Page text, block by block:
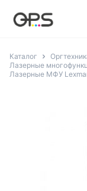
Каталог
Лазерные
Лазерные МФУ